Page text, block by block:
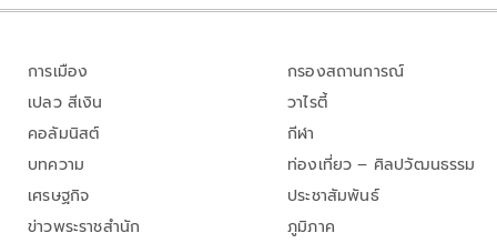
การเมือง
เปลว สีเงิน
คอลัมนิสต์
บทความ
เศรษฐกิจ
ข่าวพระราชสำนัก
กรองสถานการณ์
วาไรตี้
กีฬา
ท่องเที่ยว – ศิลปวัฒนธรรม
ประชาสัมพันธ์
ภูมิภาค